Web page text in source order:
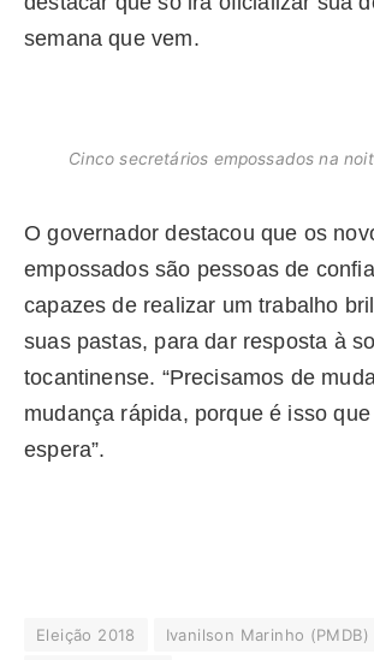
semana que vem.
Cinco secretários empossados na
O governador destacou que os
empossados são pessoas de
capazes de realizar um trabalho
suas pastas, para dar resposta à
tocantinense. “Precisamos de
mudança rápida, porque é isso
espera”.
Eleição 2018
Ivanilson Marinho (PMDB)